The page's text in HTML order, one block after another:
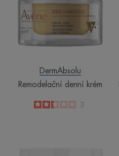
DermAbsolu
Remodelační denní krém
2.3
/
5
3